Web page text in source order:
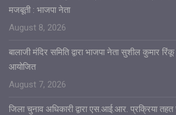
मजबूती : भाजपा नेता
August 8, 2026
बालाजी मंदिर समिति द्वारा भाजपा नेता सुशील कुमार
आयोजित
August 7, 2026
जिला चुनाव अधिकारी द्वारा एस.आई.आर. प्रक्रिया तहत